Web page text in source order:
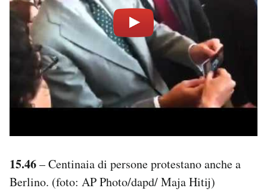
15.46– Centinaia di persone protestano anche a
Berlino. (foto: AP Photo/dapd/ Maja Hitij)